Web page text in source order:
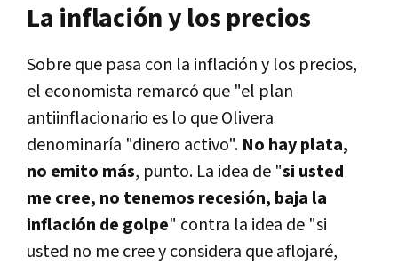
La inflación y los precios
Sobre que pasa con la inflación y los precios,
el economista remarcó que "el plan
antiinflacionario es lo que Olivera
denominaría "dinero activo". No hay plata,
no emito más, punto. La idea de "si usted
me cree, no tenemos recesión, baja la
inflación de golpe" contra la idea de "si
usted no me cree y considera que aflojaré,